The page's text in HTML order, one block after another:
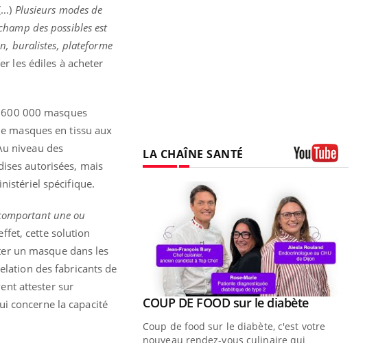
Plusieurs modes de
des possibles est
buralistes, plateforme
les édiles à acheter
000 masques
masques en tissu aux
niveau des
autorisées, mais
spécifique.
une ou
cette solution
un masque dans les
des fabricants de
attester sur
concerne la capacité
LA CHAÎNE SANTÉ
numérique » pour
à la médecine
Youtube
COUP DE FOOD sur le diabèteYoutube
Coup de food sur le diabète, c'est votre
nouveau rendez-vous culinaire qui